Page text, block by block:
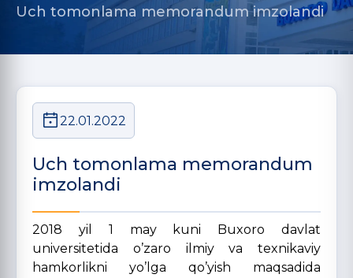
Uch tomonlama memorandum imzolandi
22.01.2022
Uch tomonlama memorandum
imzolandi
2018 yil 1 may kuni Buxoro davlat
universitetida o’zaro ilmiy va texnikaviy
hamkorlikni yo’lga qo’yish maqsadida